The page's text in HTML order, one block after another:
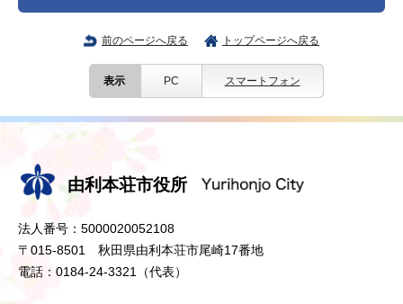
前のページへ戻る トップページへ戻る
表示 PC スマートフォン
由利本荘市役所
法人番号：5000020052108
〒015-8501 秋田県由利本荘市尾崎17番地
電話：0184-24-3321（代表）